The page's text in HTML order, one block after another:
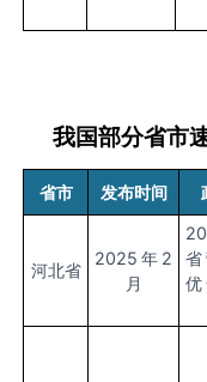
我国部分省市
省市 发布时间
河北省
2025 年 2
月